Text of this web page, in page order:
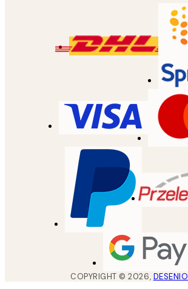
COPYRIGHT ©2026, DESENIO